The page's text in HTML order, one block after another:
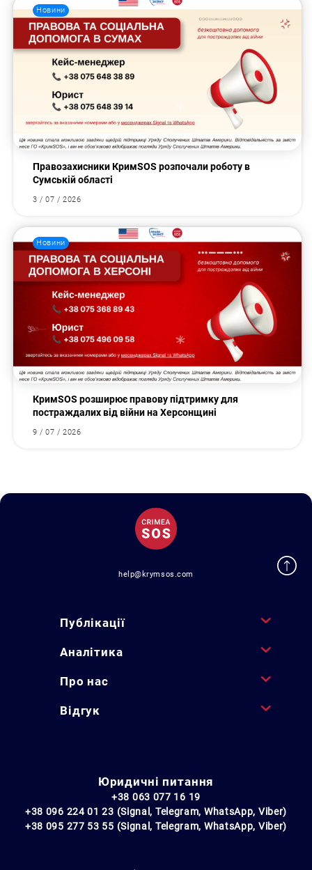
Новини
Правозахисники КримSOS розпочали роботу в
Сумській області
3 / 07 / 2026
Новини
КримSOS розширює правову підтримку для
постраждалих від війни на Херсонщині
9 / 07 / 2026
help@krymsos.com
Публікації
Аналітика
Про нас
Відгук
Юридичні питання
+38 063 077 16 19
+38 096 224 01 23 (Signal, Telegram, WhatsApp, Viber)
+38 095 277 53 55 (Signal, Telegram, WhatsApp, Viber)